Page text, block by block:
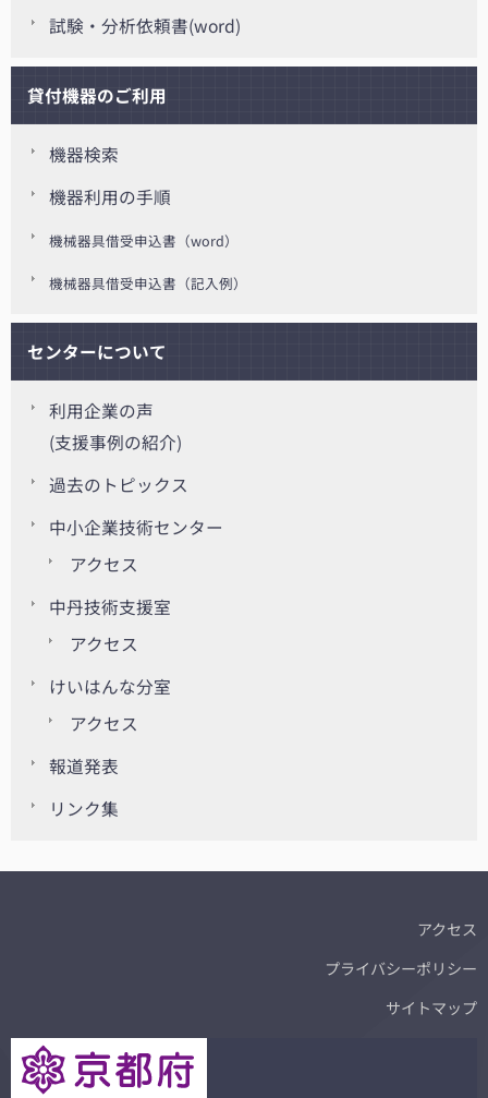
試験・分析依頼書(word)
貸付機器のご利用
機器検索
機器利用の手順
機械器具借受申込書（word）
機械器具借受申込書（記入例）
センターについて
利用企業の声
(支援事例の紹介)
過去のトピックス
中小企業技術センター
アクセス
中丹技術支援室
アクセス
けいはんな分室
アクセス
報道発表
リンク集
アクセス
プライバシーポリシー
サイトマップ